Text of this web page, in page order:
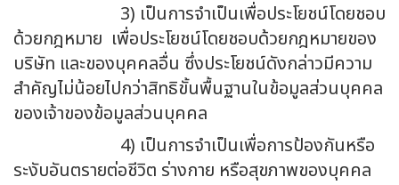
3) เป็นการจำเป็นเพื่อประโยชน์โดยชอบ
ด้วยกฎหมาย เพื่อประโยชน์โดยชอบด้วยกฎหมายของ
บริษัท และของบุคคลอื่น ซึ่งประโยชน์ดังกล่าวมีความ
สำคัญไม่น้อยไปกว่าสิทธิขั้นพื้นฐานในข้อมูลส่วนบุคคล
ของเจ้าของข้อมูลส่วนบุคคล
4) เป็นการจำเป็นเพื่อการป้องกันหรือ
ระงับอันตรายต่อชีวิต ร่างกาย หรือสุขภาพของบุคคล